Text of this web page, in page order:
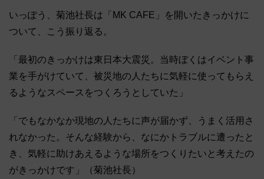
いっぽう、菊池社長は「MK CAFE」を開いたきっかけに
ついて、こう振り返る。
「最初のきっかけは東日本大震災。当時ぼくはイベント事
業を手がけていて、被災地の人たちに気軽に使ってもらえ
るようなスペースをつくろうとしていた」
「でもなかなか現地の人たちに声が届かず、うまく活用さ
れなかった。そんな経験から、なにかトラブルに遭ったと
き、気軽に助けあえるような場所をつくりたいと考えたの
がきっかけです」（菊池社長）